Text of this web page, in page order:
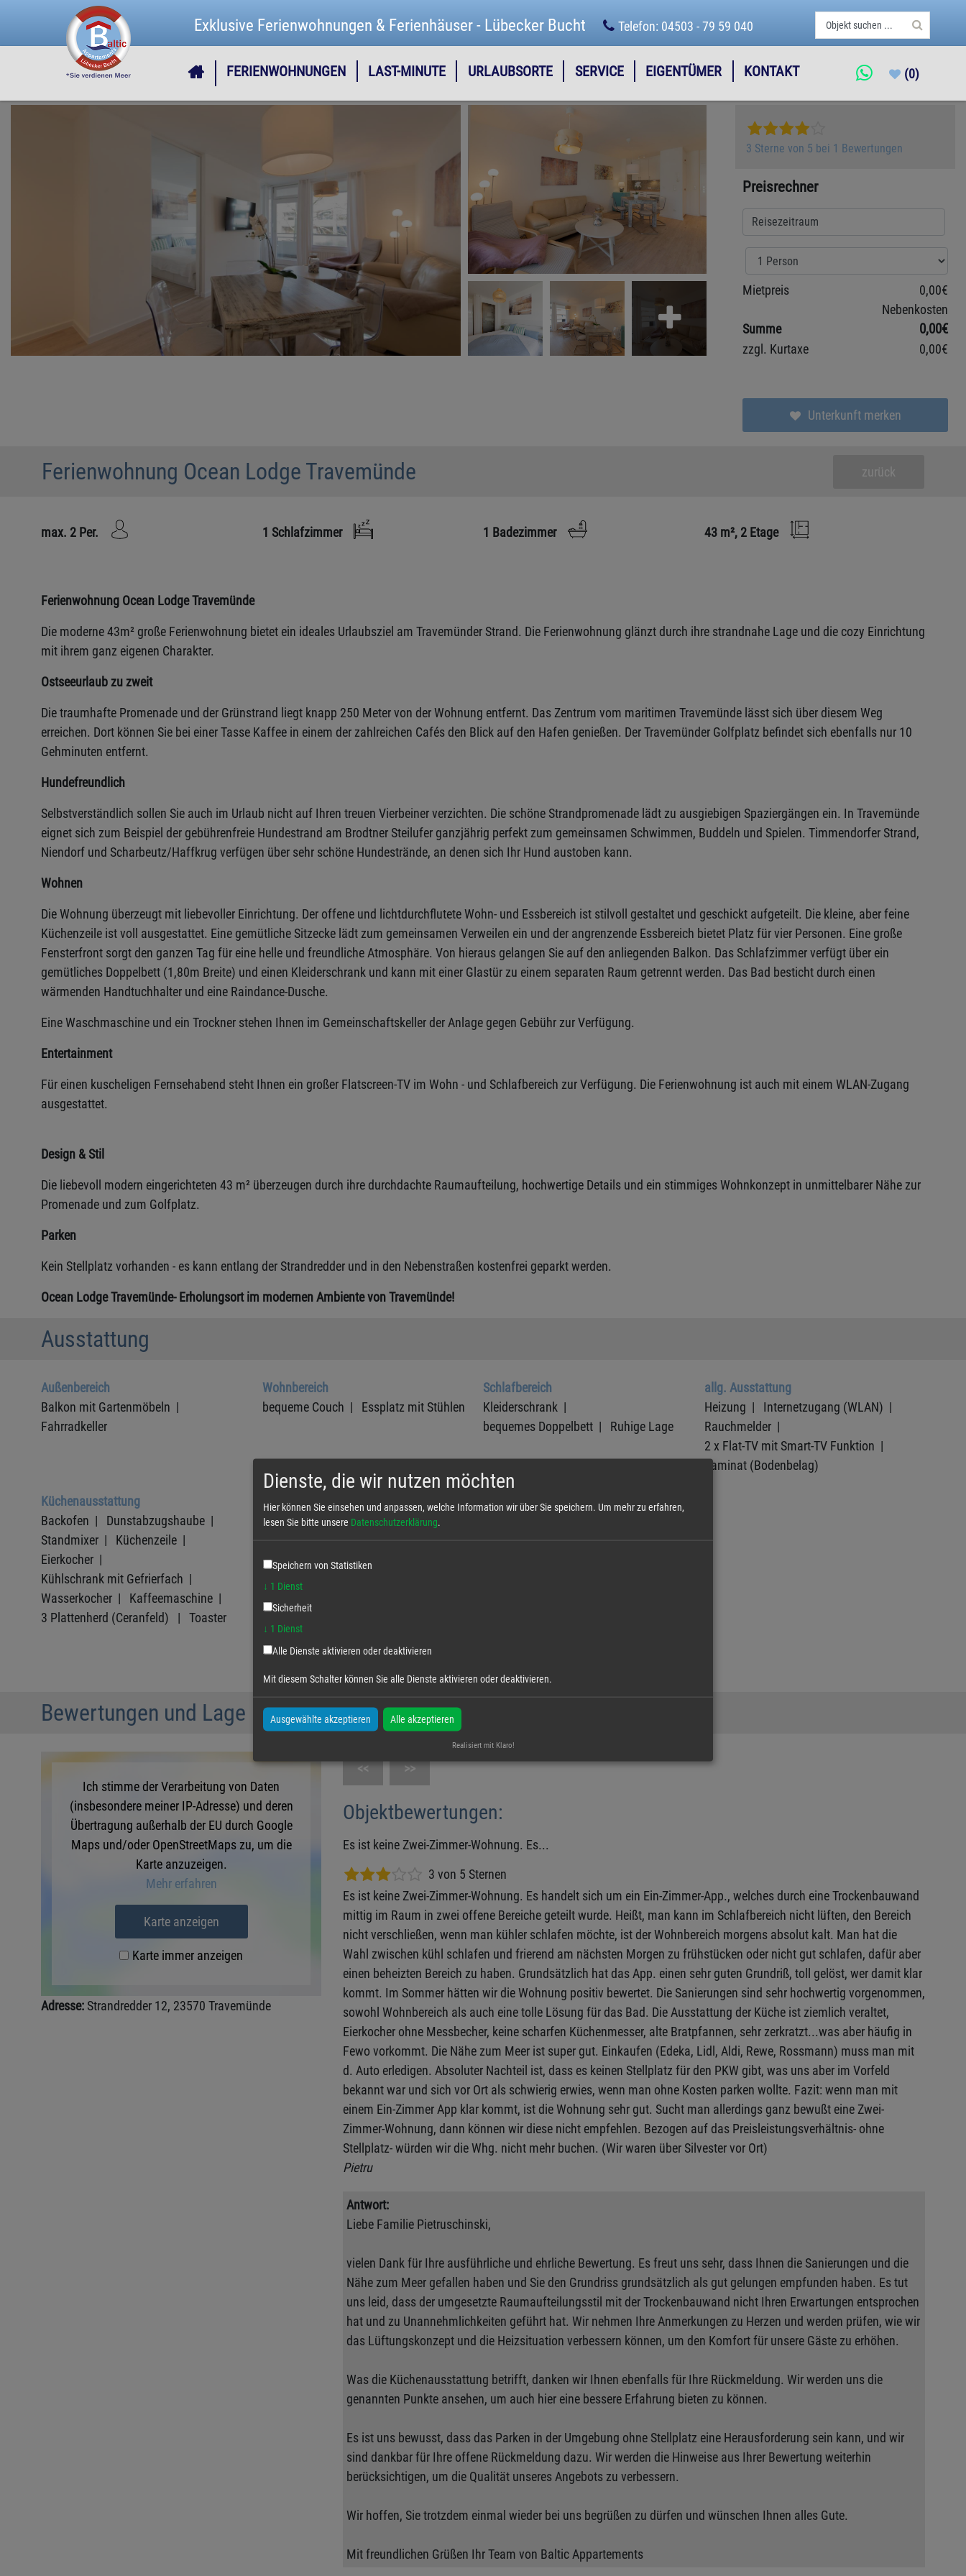
Exklusive Ferienwohnungen & Ferienhäuser - Lübecker Bucht Telefon: 04503 - 79 59 040
FERIENWOHNUNGEN LAST-MINUTE URLAUBSORTE SERVICE EIGENTÜMER KONTAKT (0)
3 Sterne von 5 bei 1 Bewertungen
Preisrechner
Mietpreis
0,00€
Nebenkosten
Summe
0,00€
zzgl. Kurtaxe 0,00€
Unterkunft merken
Ferienwohnung Ocean Lodge Travemünde zurück
max. 2 Per. 1 Schlafzimmer 1 Badezimmer 43 m², 2 Etage
Ferienwohnung Ocean Lodge Travemünde
Die moderne 43m² große Ferienwohnung bietet ein ideales Urlaubsziel am Travemünder Strand. Die Ferienwohnung glänzt durch ihre strandnahe Lage und die cozy Einrichtung
mit ihrem ganz eigenen Charakter.
Ostseeurlaub zu zweit
Die traumhafte Promenade und der Grünstrand liegt knapp 250 Meter von der Wohnung entfernt. Das Zentrum vom maritimen Travemünde lässt sich über diesem Weg
erreichen. Dort können Sie bei einer Tasse Kaffee in einem der zahlreichen Cafés den Blick auf den Hafen genießen. Der Travemünder Golfplatz befindet sich ebenfalls nur 10
Gehminuten entfernt.
Hundefreundlich
Selbstverständlich sollen Sie auch im Urlaub nicht auf Ihren treuen Vierbeiner verzichten. Die schöne Strandpromenade lädt zu ausgiebigen Spaziergängen ein. In Travemünde
eignet sich zum Beispiel der gebührenfreie Hundestrand am Brodtner Steilufer ganzjährig perfekt zum gemeinsamen Schwimmen, Buddeln und Spielen. Timmendorfer Strand,
Niendorf und Scharbeutz/Haffkrug verfügen über sehr schöne Hundestrände, an denen sich Ihr Hund austoben kann.
Wohnen
Die Wohnung überzeugt mit liebevoller Einrichtung. Der offene und lichtdurchflutete Wohn- und Essbereich ist stilvoll gestaltet und geschickt aufgeteilt. Die kleine, aber feine
Küchenzeile ist voll ausgestattet. Eine gemütliche Sitzecke lädt zum gemeinsamen Verweilen ein und der angrenzende Essbereich bietet Platz für vier Personen. Eine große
Fensterfront sorgt den ganzen Tag für eine helle und freundliche Atmosphäre. Von hieraus gelangen Sie auf den anliegenden Balkon. Das Schlafzimmer verfügt über ein
gemütliches Doppelbett (1,80m Breite) und einen Kleiderschrank und kann mit einer Glastür zu einem separaten Raum getrennt werden. Das Bad besticht durch einen
wärmenden Handtuchhalter und eine Raindance-Dusche.
Eine Waschmaschine und ein Trockner stehen Ihnen im Gemeinschaftskeller der Anlage gegen Gebühr zur Verfügung.
Entertainment
Für einen kuscheligen Fernsehabend steht Ihnen ein großer Flatscreen-TV im Wohn - und Schlafbereich zur Verfügung. Die Ferienwohnung ist auch mit einem WLAN-Zugang
ausgestattet.
Design & Stil
Die liebevoll modern eingerichteten 43 m² überzeugen durch ihre durchdachte Raumaufteilung, hochwertige Details und ein stimmiges Wohnkonzept in unmittelbarer Nähe zur
Promenade und zum Golfplatz.
Parken
Kein Stellplatz vorhanden - es kann entlang der Strandredder und in den Nebenstraßen kostenfrei geparkt werden.
Ocean Lodge Travemünde- Erholungsort im modernen Ambiente von Travemünde!
Ausstattung
Außenbereich
Balkon mit Gartenmöbeln |
Fahrradkeller
Wohnbereich
bequeme Couch |
Essplatz mit Stühlen
Schlafbereich
Kleiderschrank |
bequemes Doppelbett |
Ruhige Lage
allg. Ausstattung
Heizung |
Internetzugang (WLAN) |
Rauchmelder |
2 x Flat-TV mit Smart-TV Funktion |
Laminat (Bodenbelag)
Küchenausstattung
Backofen |
Dunstabzugshaube |
Standmixer |
Küchenzeile |
Eierkocher |
Kühlschrank mit Gefrierfach |
Wasserkocher |
Kaffeemaschine |
3 Plattenherd (Ceranfeld) |
Toaster
Sanitärbereich
Föhn |Raindance Dusche |
Handtuchhalter-Heizkörper
Sonstiges
Bewertungen und Lage
Ich stimme der Verarbeitung von Daten
(insbesondere meiner IP-Adresse) und deren
Übertragung außerhalb der EU durch Google
Maps und/oder OpenStreetMaps zu, um die
Karte anzuzeigen.
Mehr erfahren
Karte anzeigen
Karte immer anzeigen
Adresse: Strandredder 12, 23570 Travemünde
Objektbewertungen:
<<
Es ist keine Zwei-Zimmer-Wohnung. Es...
3 von 5 Sternen
Es ist keine Zwei-Zimmer-Wohnung. Es handelt sich um ein Ein-Zimmer-App., welches durch eine Trockenbauwand
mittig im Raum in zwei offene Bereiche geteilt wurde. Heißt, man kann im Schlafbereich nicht lüften, den Bereich
nicht verschließen, wenn man kühler schlafen möchte, ist der Wohnbereich morgens absolut kalt. Man hat die
Wahl zwischen kühl schlafen und frierend am nächsten Morgen zu frühstücken oder nicht gut schlafen, dafür aber
einen beheizten Bereich zu haben. Grundsätzlich hat das App. einen sehr guten Grundriß, toll gelöst, wer damit klar
kommt. Im Sommer hätten wir die Wohnung positiv bewertet. Die Sanierungen sind sehr hochwertig vorgenommen,
sowohl Wohnbereich als auch eine tolle Lösung für das Bad. Die Ausstattung der Küche ist ziemlich veraltet,
Eierkocher ohne Messbecher, keine scharfen Küchenmesser, alte Bratpfannen, sehr zerkratzt...was aber häufig in
Fewo vorkommt. Die Nähe zum Meer ist super gut. Einkaufen (Edeka, Lidl, Aldi, Rewe, Rossmann) muss man mit
d. Auto erledigen. Absoluter Nachteil ist, dass es keinen Stellplatz für den PKW gibt, was uns aber im Vorfeld
bekannt war und sich vor Ort als schwierig erwies, wenn man ohne Kosten parken wollte. Fazit: wenn man mit
einem Ein-Zimmer App klar kommt, ist die Wohnung sehr gut. Sucht man allerdings ganz bewußt eine Zwei-
Zimmer-Wohnung, dann können wir diese nicht empfehlen. Bezogen auf das Preisleistungsverhältnis- ohne
Stellplatz- würden wir die Whg. nicht mehr buchen. (Wir waren über Silvester vor Ort)
Pietru
Antwort:
Liebe Familie Pietruschinski,
vielen Dank für Ihre ausführliche und ehrliche Bewertung. Es freut uns sehr, dass Ihnen die Sanierungen und die
Nähe zum Meer gefallen haben und Sie den Grundriss grundsätzlich als gut gelungen empfunden haben. Es tut
uns leid, dass der umgesetzte Raumaufteilungsstil mit der Trockenbauwand nicht Ihren Erwartungen entsprochen
hat und zu Unannehmlichkeiten geführt hat. Wir nehmen Ihre Anmerkungen zu Herzen und werden prüfen, wie wir
das Lüftungskonzept und die Heizsituation verbessern können, um den Komfort für unsere Gäste zu erhöhen.
Was die Küchenausstattung betrifft, danken wir Ihnen ebenfalls für Ihre Rückmeldung. Wir werden uns die
genannten Punkte ansehen, um auch hier eine bessere Erfahrung bieten zu können.
Es ist uns bewusst, dass das Parken in der Umgebung ohne Stellplatz eine Herausforderung sein kann, und wir
sind dankbar für Ihre offene Rückmeldung dazu. Wir werden die Hinweise aus Ihrer Bewertung weiterhin
berücksichtigen, um die Qualität unseres Angebots zu verbessern.
Wir hoffen, Sie trotzdem einmal wieder bei uns begrüßen zu dürfen und wünschen Ihnen alles Gute.
Mit freundlichen Grüßen Ihr Team von Baltic Appartements
>>
Dienste, die wir nutzen möchten
Hier können Sie einsehen und anpassen, welche Information wir über Sie speichern. Um mehr zu erfahren,
lesen Sie bitte unsere Datenschutzerklärung.
Speichern von Statistiken
↓ 1 Dienst
Sicherheit
↓ 1 Dienst
Alle Dienste aktivieren oder deaktivieren
Mit diesem Schalter können Sie alle Dienste aktivieren oder deaktivieren.
Ausgewählte akzeptieren Alle akzeptieren
Realisiert mit Klaro!